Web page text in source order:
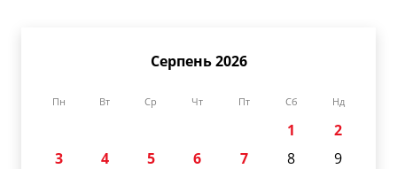
Серпень 2026
Пн Вт Ср Чт Пт Сб Нд
1
2
3
4 5 6 7 8
9